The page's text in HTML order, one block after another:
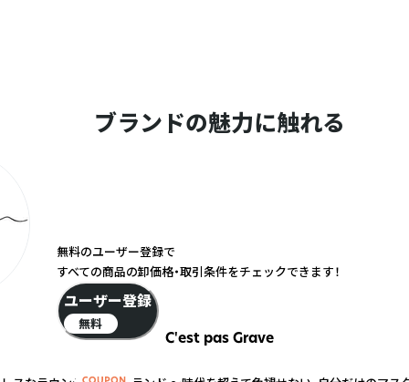
ブランドの魅力に触れる
C'est pas Grave
無料のユーザー登録で
すべての商品の卸価格・取引条件をチェックできます！
ユーザー登録
無料